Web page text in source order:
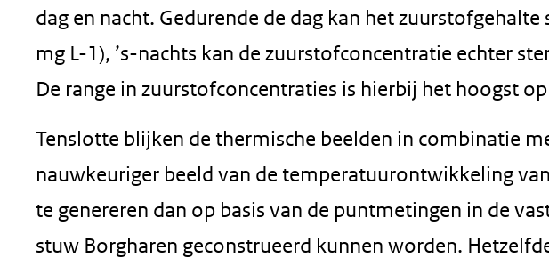
dag en nacht. Gedurende de dag kan het
mg L-1), ’s-nachts kan de zuurstofconcentratie echter
De range in zuurstofconcentraties is hierbij het hoogst
Tenslotte blijken de thermische beelden in combinatie
nauwkeuriger beeld van de temperatuurontwikkeling
te genereren dan op basis van de puntmetingen in de
stuw Borgharen geconstrueerd kunnen worden.